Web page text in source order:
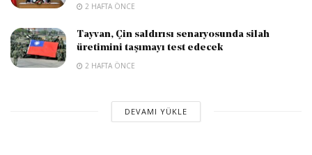
2 HAFTA ÖNCE
Tayvan, Çin saldırısı senaryosunda silah
üretimini taşımayı test edecek
2 HAFTA ÖNCE
DEVAMI YÜKLE